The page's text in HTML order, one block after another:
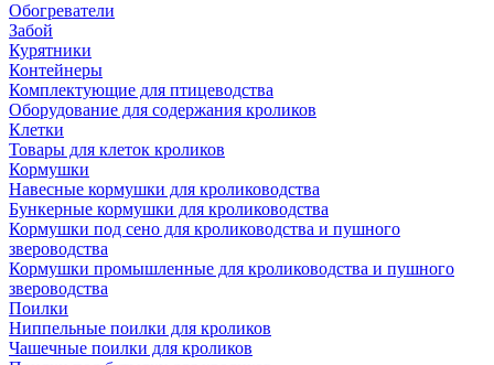
Обогреватели
Забой
Курятники
Контейнеры
Комплектующие для птицеводства
Оборудование для содержания кроликов
Клетки
Товары для клеток кроликов
Кормушки
Навесные кормушки для кролиководства
Бункерные кормушки для кролиководства
Кормушки под сено для кролиководства и пушного
звероводства
Кормушки промышленные для кролиководства и пушного
звероводства
Поилки
Ниппельные поилки для кроликов
Чашечные поилки для кроликов